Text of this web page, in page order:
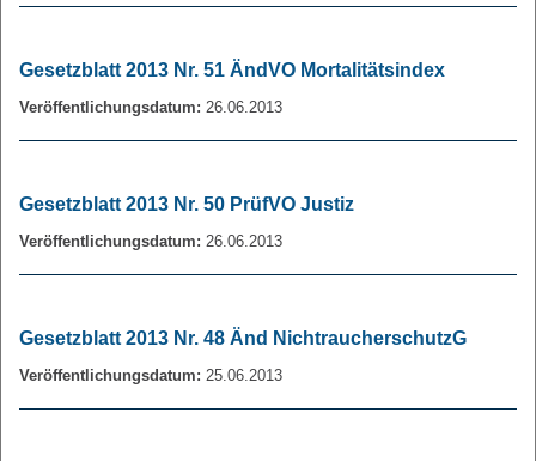
Gesetzblatt 2013 Nr. 51 ÄndVO Mortalitätsindex
Veröffentlichungsdatum: 26.06.2013
Gesetzblatt 2013 Nr. 50 PrüfVO Justiz
Veröffentlichungsdatum: 26.06.2013
Gesetzblatt 2013 Nr. 48 Änd NichtraucherschutzG
Veröffentlichungsdatum: 25.06.2013